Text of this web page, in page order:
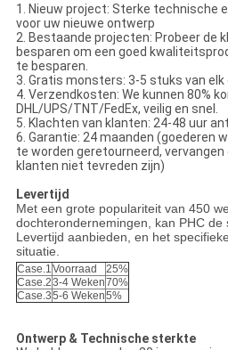
1. Nieuw project: Sterke technische
voor uw nieuwe ontwerp
2. Bestaande projecten: Probeer de
besparen om een ​​goed
te besparen.
3. Gratis monsters: 3-5 stuks van elk
4. Verzendkosten: We kunnen 80%
DHL/UPS/TNT/FedEx, veilig en snel.
5. Klachten van klanten: 24-48 uur
6. Garantie: 24 maanden (goederen
te worden geretourneerd,
klanten niet tevreden zijn)
Levertijd
Met een grote populariteit van 450
dochterondernemingen, kan PHC de
Levertijd aanbieden, en het
situatie.
Case.1 Voorraad
25%
Case.23-4 Weken70%
Case.35-6 Weken5%
Ontwerp & Technische sterkte